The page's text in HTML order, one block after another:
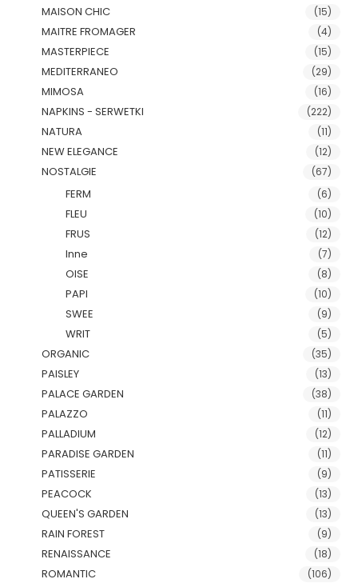
MAISON CHIC (15)
MAITRE FROMAGER (4)
MASTERPIECE (15)
MEDITERRANEO (29)
MIMOSA (16)
NAPKINS - SERWETKI (222)
NATURA (11)
NEW ELEGANCE (12)
NOSTALGIE (67)
FERM (6)
FLEU (10)
FRUS (12)
Inne (7)
OISE (8)
PAPI (10)
SWEE (9)
WRIT (5)
ORGANIC (35)
PAISLEY (13)
PALACE GARDEN (38)
PALAZZO (11)
PALLADIUM (12)
PARADISE GARDEN (11)
PATISSERIE (9)
PEACOCK (13)
QUEEN'S GARDEN (13)
RAIN FOREST (9)
RENAISSANCE (18)
ROMANTIC (106)